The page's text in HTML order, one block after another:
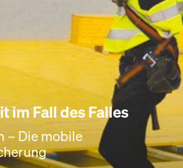
im Fall des Falles
– Die mobile